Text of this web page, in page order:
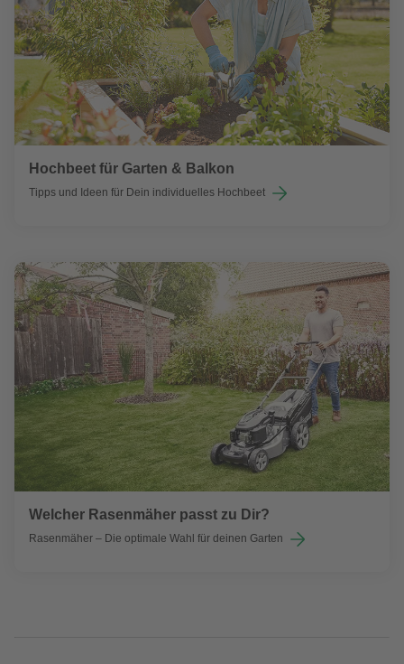
Hochbeet für Garten & Balkon
Tipps und Ideen für Dein individuelles Hochbeet
Welcher Rasenmäher passt zu Dir?
Rasenmäher – Die optimale Wahl für deinen Garten